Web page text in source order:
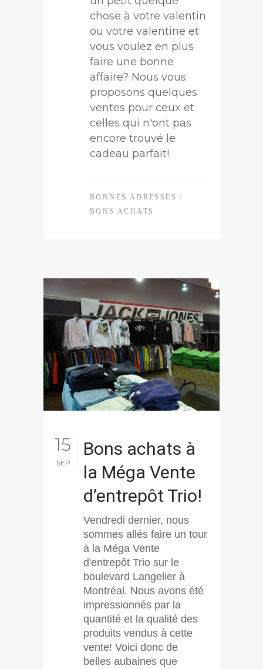
chose à votre valentin
ou votre valentine et
vous voulez en plus
faire une bonne
affaire? Nous vous
proposons quelques
ventes pour ceux et
celles qui n'ont pas
encore trouvé le
cadeau parfait!
BONNES ADRESSES /
BONS ACHATS
15
SEP
Bons achats à
la Méga Vente
d’entrepôt Trio!
Vendredi dernier, nous
sommes allés faire un tour
à la Méga Vente
d'entrepôt Trio sur le
boulevard Langelier à
Montréal. Nous avons été
impressionnés par la
quantité et la qualité des
produits vendus à cette
vente! Voici donc de
belles aubaines que